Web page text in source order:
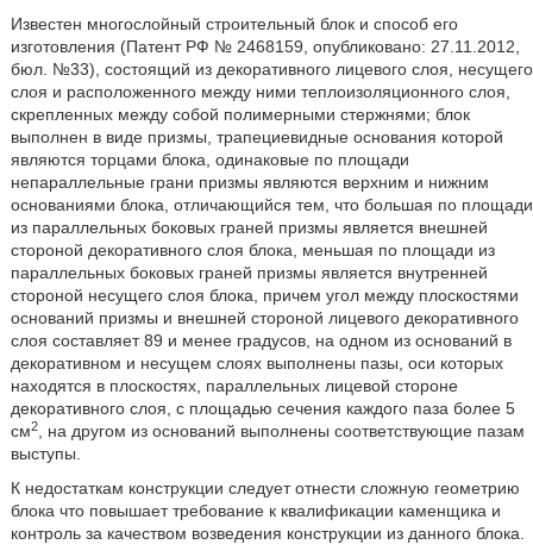
Известен многослойный строительный блок и способ его
изготовления (Патент РФ № 2468159, опубликовано: 27.11.2012,
бюл. №33), состоящий из декоративного лицевого слоя, несущего
слоя и расположенного между ними теплоизоляционного слоя,
скрепленных между собой полимерными стержнями; блок
выполнен в виде призмы, трапециевидные основания которой
являются торцами блока, одинаковые по площади
непараллельные грани призмы являются верхним и нижним
основаниями блока, отличающийся тем, что большая по площади
из параллельных боковых граней призмы является внешней
стороной декоративного слоя блока, меньшая по площади из
параллельных боковых граней призмы является внутренней
стороной несущего слоя блока, причем угол между плоскостями
оснований призмы и внешней стороной лицевого декоративного
слоя составляет 89 и менее градусов, на одном из оснований в
декоративном и несущем слоях выполнены пазы, оси которых
находятся в плоскостях, параллельных лицевой стороне
декоративного слоя, с площадью сечения каждого паза более 5
см2, на другом из оснований выполнены соответствующие пазам
выступы.
К недостаткам конструкции следует отнести сложную геометрию
блока что повышает требование к квалификации каменщика и
контроль за качеством возведения конструкции из данного блока.